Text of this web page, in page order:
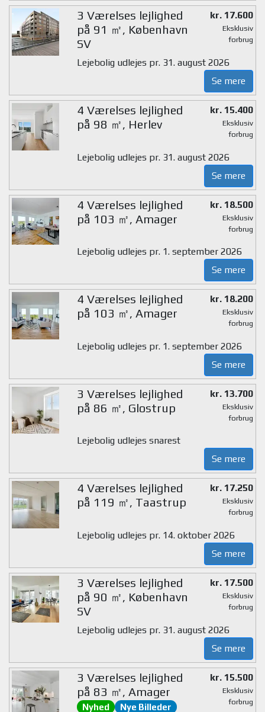
3 Værelses lejlighed
på 91 ㎡, København
SV
kr. 17.600
Eksklusiv
forbrug
Lejebolig udlejes pr. 31. august 2026
Se mere
4 Værelses lejlighed
på 98 ㎡, Herlev
kr. 15.400
Eksklusiv
forbrug
Lejebolig udlejes pr. 31. august 2026
Se mere
4 Værelses lejlighed
på 103 ㎡, Amager
kr. 18.500
Eksklusiv
forbrug
Lejebolig udlejes pr. 1. september 2026
Se mere
4 Værelses lejlighed
på 103 ㎡, Amager
kr. 18.200
Eksklusiv
forbrug
Lejebolig udlejes pr. 1. september 2026
Se mere
3 Værelses lejlighed
på 86 ㎡, Glostrup
kr. 13.700
Eksklusiv
forbrug
Lejebolig udlejes snarest
Se mere
4 Værelses lejlighed
på 119 ㎡, Taastrup
kr. 17.250
Eksklusiv
forbrug
Lejebolig udlejes pr. 14. oktober 2026
Se mere
3 Værelses lejlighed
på 90 ㎡, København
SV
kr. 17.500
Eksklusiv
forbrug
Lejebolig udlejes pr. 31. august 2026
Se mere
3 Værelses lejlighed
på 83 ㎡, Amager
Nyhed Nye Billeder
kr. 15.500
Eksklusiv
forbrug